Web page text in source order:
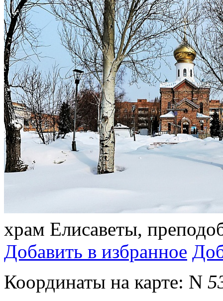
храм Елисаветы,
Добавить в избранное
Координаты на карте: N